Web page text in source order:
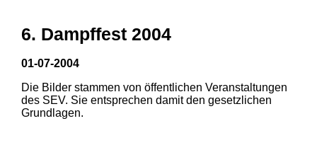
6. Dampffest 2004
01-07-2004
Die Bilder stammen von öffentlichen Veranstaltungen
des SEV. Sie entsprechen damit den gesetzlichen
Grundlagen.